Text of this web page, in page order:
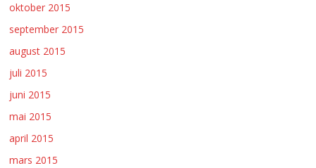
oktober 2015
september 2015
august 2015
juli 2015
juni 2015
mai 2015
april 2015
mars 2015